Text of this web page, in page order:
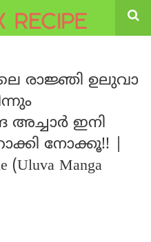
രാജ്ഞി ഉലുവാ
അച്ചാർ ഇനി
നോക്കൂ!! |
(Uluva Manga